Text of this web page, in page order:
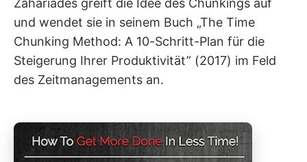
Zahariades greift die Idee des Chunkings auf
und wendet sie in seinem Buch „The Time
Chunking Method: A 10-Schritt-Plan für die
Steigerung Ihrer Produktivität” (2017) im Feld
des Zeitmanagements an.